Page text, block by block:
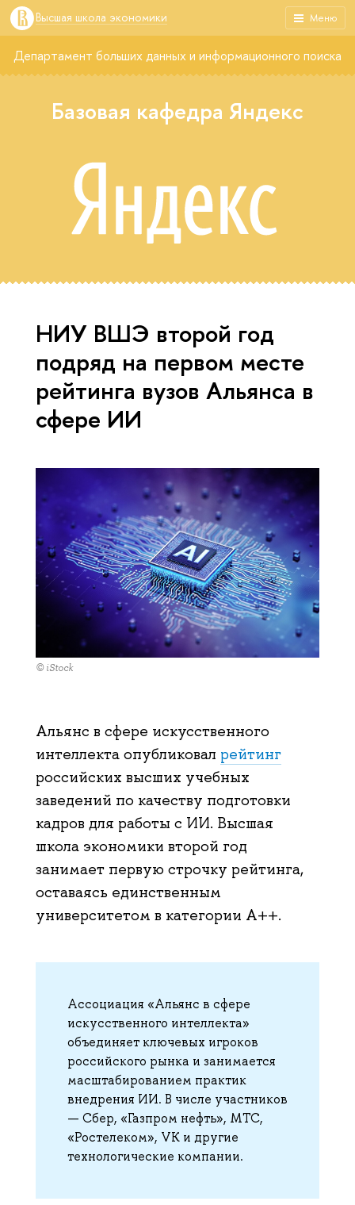
Меню
Высшая школа экономики
Департамент больших данных и информационного поиска
Базовая кафедра Яндекс
НИУ ВШЭ второй год
подряд на первом месте
рейтинга вузов Альянса в
сфере ИИ
© iStock
Альянс в сфере искусственного
интеллекта опубликовал рейтинг
российских высших учебных
заведений по качеству подготовки
кадров для работы с ИИ. Высшая
школа экономики второй год
занимает первую строчку рейтинга,
оставаясь единственным
университетом в категории A++.
Ассоциация «Альянс в сфере
искусственного интеллекта»
объединяет ключевых игроков
российского рынка и занимается
масштабированием практик
внедрения ИИ. В числе участников
— Сбер, «Газпром нефть», МТС,
«Ростелеком», VK и другие
технологические компании.